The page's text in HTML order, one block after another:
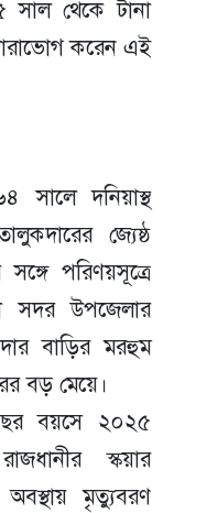
সাল থেকে টানা
করেন এই
সালে দনিয়াস্থ
জ্যেষ্ঠ
পরিণয়সূত্রে
সদর উপজেলার
বাড়ির মরহুম
বড় মেয়ে।
বয়সে ২০২৫
স্কয়ার
অবস্থায় মৃত্যুবরণ